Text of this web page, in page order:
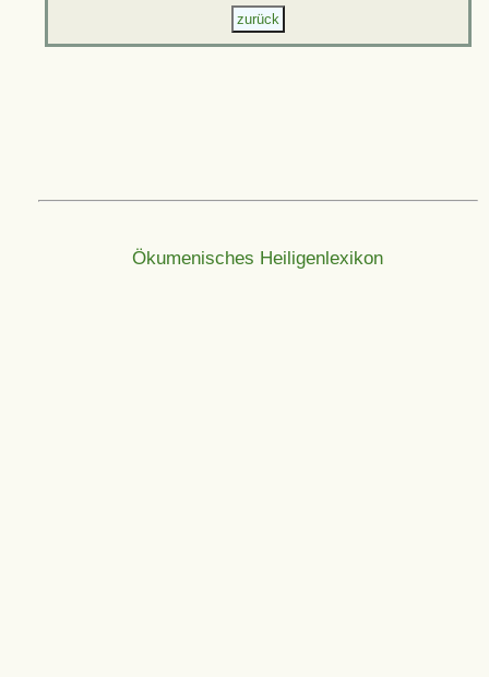
Ökumenisches Heiligenlexikon